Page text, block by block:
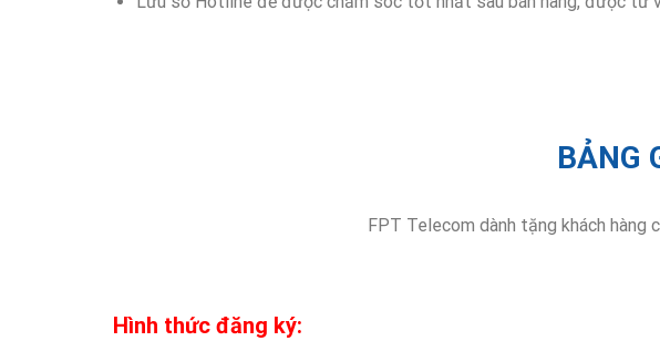
BẢNG
FPT Telecom dành tặng khách hàng
Hình thức đăng ký: